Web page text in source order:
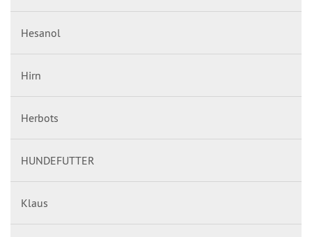
Hesanol
Hirn
Herbots
HUNDEFUTTER
Klaus